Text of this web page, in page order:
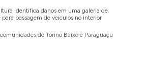
identifica danos em uma galeria de
passagem de veículos no interior
de Torino Baixo e Paraguaçu